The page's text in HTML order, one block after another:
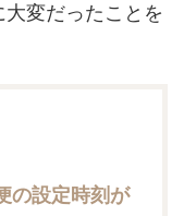
変だったことを
の設定時刻が